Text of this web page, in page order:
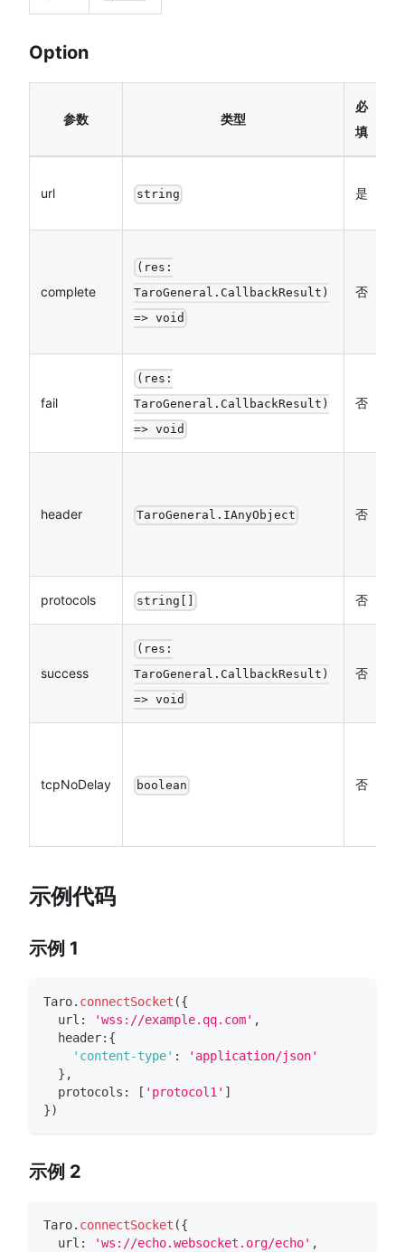
Option
参数 类型
必
填
url string 是
complete
(res:
TaroGeneral.CallbackResult)
=> void
否
fail
(res:
TaroGeneral.CallbackResult)
=> void
否
header TaroGeneral.IAnyObject 否
protocols string[] 否
success
(res:
TaroGeneral.CallbackResult)
=> void
否
tcpNoDelay boolean 否
示例代码
示例 1
Taro. connectSocket ({
  url
: 'wss://example.qq.com' ,
  header
: {
'content-type' :
'application/json'
} ,
  protocols
: [ 'protocol1' ]
})
示例 2
Taro. connectSocket ({
  url
: 'ws://echo.websocket.org/echo' ,